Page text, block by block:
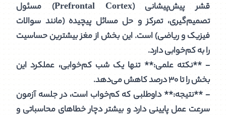
قشر پیش‌پیشانی (Prefrontal Cortex) مسئول
تصمیم‌گیری، تمرکز و حل مسائل پیچیده (مانند سوالات
فیزیک و ریاضی) است. این بخش از مغز بیشترین حساسیت
را به کم‌خوابی دارد.
- **نکته علمی:** تنها یک شب کم‌خوابی، عملکرد این
بخش را تا ۳۰ درصد کاهش می‌دهد.
- **نتیجه:** داوطلبی که کم‌خواب است، در جلسه آزمون
سرعت عمل پایینی دارد و بیشتر دچار خطاهای محاسباتی و